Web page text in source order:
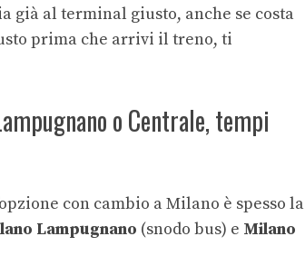
già al terminal giusto, anche se costa
prima che arrivi il treno, ti
o Centrale, tempi
con cambio a Milano è spesso la
Lampugnano (snodo bus) e Milano